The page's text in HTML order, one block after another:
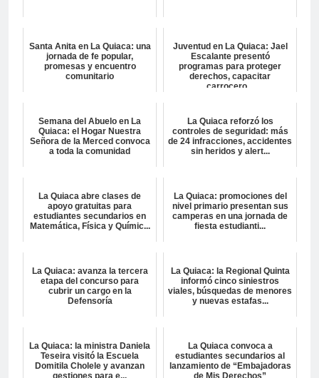
Santa Anita en La Quiaca: una
jornada de fe popular,
promesas y encuentro
comunitario
Juventud en La Quiaca: Jael
Escalante presentó
programas para proteger
derechos, capacitar
carrocero...
Semana del Abuelo en La
Quiaca: el Hogar Nuestra
Señora de la Merced convoca
a toda la comunidad
La Quiaca reforzó los
controles de seguridad: más
de 24 infracciones, accidentes
sin heridos y alert...
La Quiaca abre clases de
apoyo gratuitas para
estudiantes secundarios en
Matemática, Física y Químic...
La Quiaca: promociones del
nivel primario presentan sus
camperas en una jornada de
fiesta estudianti...
La Quiaca: avanza la tercera
etapa del concurso para
cubrir un cargo en la
Defensoría
La Quiaca: la Regional Quinta
informó cinco siniestros
viales, búsquedas de menores
y nuevas estafas...
La Quiaca: la ministra Daniela
Teseira visitó la Escuela
Domitila Cholele y avanzan
gestiones para e...
La Quiaca convoca a
estudiantes secundarios al
lanzamiento de “Embajadoras
de Mis Derechos”